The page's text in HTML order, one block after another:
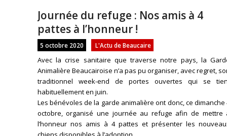
Journée du refuge : Nos amis à 4
pattes à l’honneur !
5 octobre 2020 L'Actu de Beaucaire
Avec la crise sanitaire que traverse notre pays, la
Animalière Beaucairoise n’a pas pu organiser, avec regret,
traditionnel week-end de portes ouvertes qui se
habituellement en juin.
Les bénévoles de la garde animalière ont donc, ce dimanche
octobre, organisé une journée au refuge afin de mettre
l’honneur nos amis à 4 pattes et présenter les